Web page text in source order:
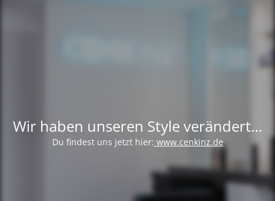
Wir haben unseren Style verändert...
Du findest uns jetzt hier: www.cenkinz.de